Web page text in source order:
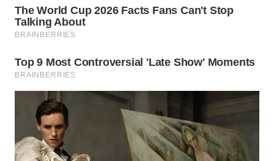
WN
TANJUNG
LESUNG
WN
KARO
WN
SIMALUNGUN
WN